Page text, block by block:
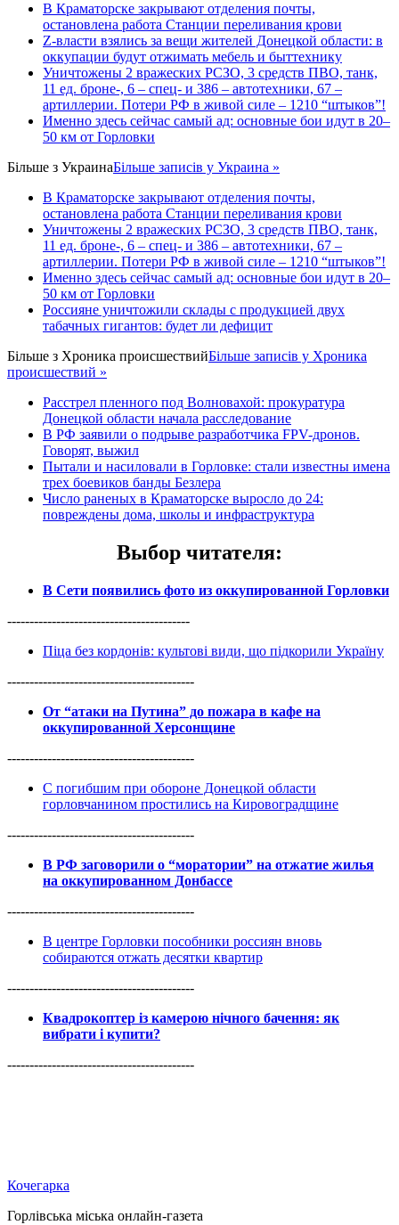
В Краматорске закрывают отделения почты,
остановлена работа Станции переливания крови
Z-власти взялись за вещи жителей Донецкой области: в
оккупации будут отжимать мебель и быттехнику
Уничтожены 2 вражеских РСЗО, 3 средств ПВО, танк,
11 ед. броне-, 6 – спец- и 386 – автотехники, 67 –
артиллерии. Потери РФ в живой силе – 1210 “штыков”!
Именно здесь сейчас самый ад: основные бои идут в 20–
50 км от Горловки
Більше з УкраинаБільше записів у Украина »
В Краматорске закрывают отделения почты,
остановлена работа Станции переливания крови
Уничтожены 2 вражеских РСЗО, 3 средств ПВО, танк,
11 ед. броне-, 6 – спец- и 386 – автотехники, 67 –
артиллерии. Потери РФ в живой силе – 1210 “штыков”!
Именно здесь сейчас самый ад: основные бои идут в 20–
50 км от Горловки
Россияне уничтожили склады с продукцией двух
табачных гигантов: будет ли дефицит
Більше з Хроника происшествийБільше записів у Хроника
происшествий »
Расстрел пленного под Волновахой: прокуратура
Донецкой области начала расследование
В РФ заявили о подрыве разработчика FPV-дронов.
Говорят, выжил
Пытали и насиловали в Горловке: стали известны имена
трех боевиков банды Безлера
Число раненых в Краматорске выросло до 24:
повреждены дома, школы и инфраструктура
Выбор читателя:
В Сети появились фото из оккупированной Горловки
-----------------------------------------
Піца без кордонів: культові види, що підкорили Україну
------------------------------------------
От “атаки на Путина” до пожара в кафе на
оккупированной Херсонщине
------------------------------------------
С погибшим при обороне Донецкой области
горловчанином простились на Кировоградщине
------------------------------------------
В РФ заговорили о “моратории” на отжатие жилья
на оккупированном Донбассе
------------------------------------------
В центре Горловки пособники россиян вновь
собираются отжать десятки квартир
------------------------------------------
Квадрокоптер із камерою нічного бачення: як
вибрати і купити?
------------------------------------------
Кочегарка
Горлівська міська онлайн-газета